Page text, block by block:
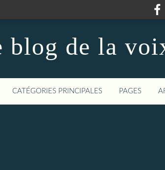
blog de la
CATÉGORIES PRINCIPALES PAGES